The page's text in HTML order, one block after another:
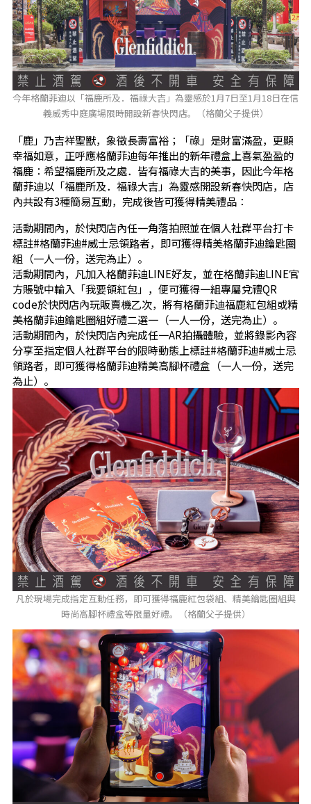
今年格蘭菲迪以「福鹿所及．福祿大吉」為靈感於1月7日至1月18日在信
義威秀中庭廣場限時開設新春快閃店。（格蘭父子提供）
「鹿」乃吉祥聖獸，象徵長壽富裕；「祿」是財富滿盈，更顯
幸福如意，正呼應格蘭菲迪每年推出的新年禮盒上喜氣盈盈的
福鹿：希望福鹿所及之處．皆有福祿大吉的美事，因此今年格
蘭菲迪以「福鹿所及．福祿大吉」為靈感開設新春快閃店，店
內共設有3種簡易互動，完成後皆可獲得精美禮品：
活動期間內，於快閃店內任一角落拍照並在個人社群平台打卡
標註#格蘭菲迪#威士忌領路者，即可獲得精美格蘭菲迪鑰匙圈
組（一人一份，送完為止）。
活動期間內，凡加入格蘭菲迪LINE好友，並在格蘭菲迪LINE官
方賬號中輸入「我要領紅包」，便可獲得一組專屬兌禮QR
code於快閃店內玩販賣機乙次，將有格蘭菲迪福鹿紅包組或精
美格蘭菲迪鑰匙圈組好禮二選一（一人一份，送完為止）。
活動期間內，於快閃店內完成任一AR拍攝體驗，並將錄影內容
分享至指定個人社群平台的限時動態上標註#格蘭菲迪#威士忌
領路者，即可獲得格蘭菲迪精美高腳杯禮盒（一人一份，送完
為止）。
凡於現場完成指定互動任務，即可獲得福鹿紅包袋組、精美鑰匙圈組與
時尚高腳杯禮盒等限量好禮。（格蘭父子提供）